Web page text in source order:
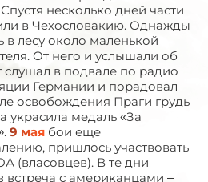
несколько дней части
в Чехословакию. Однажды
в лесу около маленькой
От него и услышали об
в подвале по радио
Германии и порадовал
освобождения Праги грудь
украсила медаль «За
9 мая бои еще
пришлось участвовать
(власовцев). В те дни
встреча с американцами –